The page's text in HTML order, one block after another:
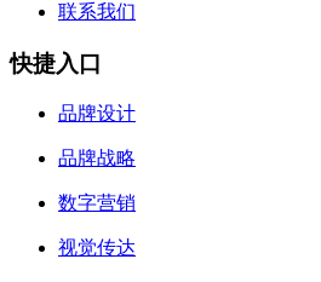
联系我们
快捷入口
品牌设计
品牌战略
数字营销
视觉传达